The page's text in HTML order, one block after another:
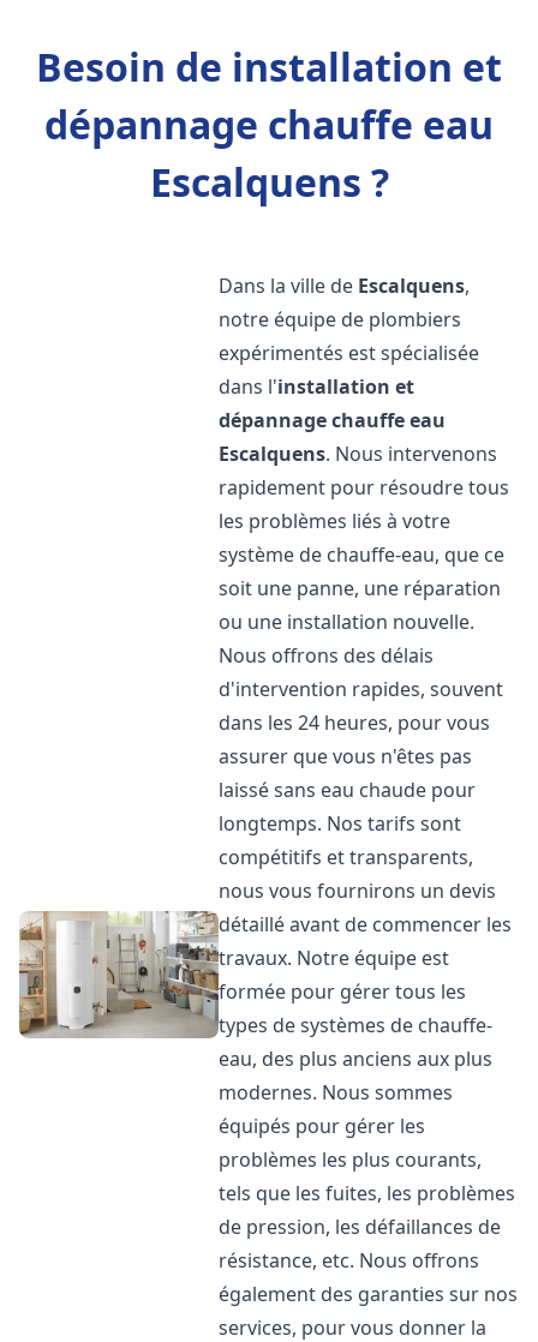
Besoin de installation et
dépannage chauffe eau
Escalquens ?
Dans la ville de Escalquens,
notre équipe de plombiers
expérimentés est spécialisée
dans l'installation et
dépannage chauffe eau
Escalquens. Nous intervenons
rapidement pour résoudre tous
les problèmes liés à votre
système de chauffe-eau, que ce
soit une panne, une réparation
ou une installation nouvelle.
Nous offrons des délais
d'intervention rapides, souvent
dans les 24 heures, pour vous
assurer que vous n'êtes pas
laissé sans eau chaude pour
longtemps. Nos tarifs sont
compétitifs et transparents,
nous vous fournirons un devis
détaillé avant de commencer les
travaux. Notre équipe est
formée pour gérer tous les
types de systèmes de chauffe-
eau, des plus anciens aux plus
modernes. Nous sommes
équipés pour gérer les
problèmes les plus courants,
tels que les fuites, les problèmes
de pression, les défaillances de
résistance, etc. Nous offrons
également des garanties sur nos
services, pour vous donner la